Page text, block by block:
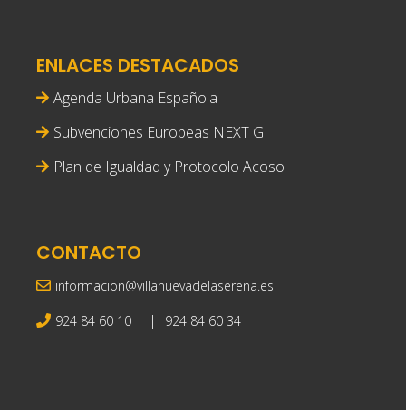
ENLACES DESTACADOS
Agenda Urbana Española
Subvenciones Europeas NEXT G
Plan de Igualdad y Protocolo Acoso
CONTACTO
informacion@villanuevadelaserena.es
924 84 60 10 | 924 84 60 34